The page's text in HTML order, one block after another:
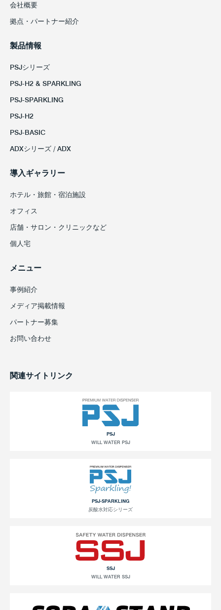
会社概要
拠点・パートナー紹介
製品情報
PSJシリーズ
PSJ-H2 & SPARKLING
PSJ-SPARKLING
PSJ-H2
PSJ-BASIC
ADXシリーズ / ADX
導入ギャラリー
ホテル・旅館・宿泊施設
オフィス
店舗・サロン・クリニックなど
個人宅
メニュー
事例紹介
メディア掲載情報
パートナー募集
お問い合わせ
関連サイトリンク
PSJ
WILL WATER PSJ
PSJ-SPARKLING
炭酸水対応シリーズ
SSJ
WILL WATER SSJ